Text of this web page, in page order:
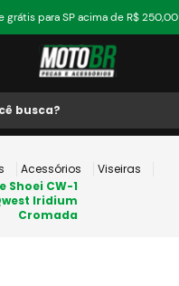
grátis para SP acima de R$ 250,00
Acessórios
Viseiras
Shoei CW-1
Iridium
Cromada